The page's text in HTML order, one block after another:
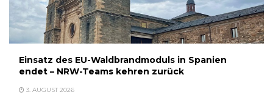
Einsatz des EU-Waldbrandmoduls in Spanien
endet – NRW-Teams kehren zurück
3. AUGUST 2026